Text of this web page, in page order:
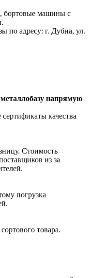
бортовые машины с
по адресу: г. Дубна, ул.
напрямую
качества
Стоимость
из за
погрузка
товара.